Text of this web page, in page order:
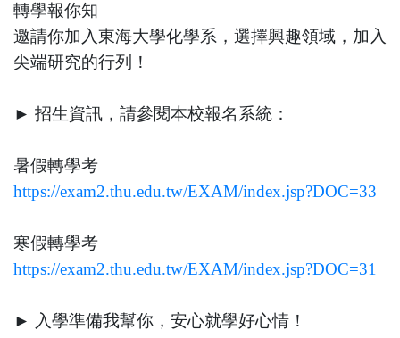
轉學報你知
邀請你加入東海大學化學系，選擇興趣領域，加入
尖端研究的行列！
► 招生資訊，請參閱本校報名系統：
暑假轉學考
https://exam2.thu.edu.tw/EXAM/index.jsp?DOC=33
寒假轉學考
https://exam2.thu.edu.tw/EXAM/index.jsp?DOC=31
► 入學準備我幫你，安心就學好心情！